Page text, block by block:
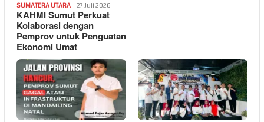
SUMATERA UTARA 27 Juli 2026
KAHMI Sumut Perkuat
Kolaborasi dengan
Pemprov untuk Penguatan
Ekonomi Umat